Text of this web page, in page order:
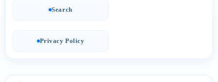
Search
Privacy Policy